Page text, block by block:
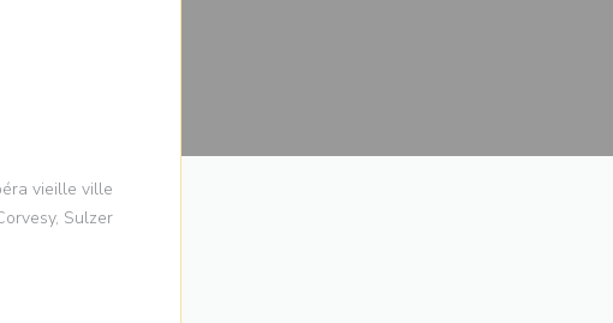
σε νέο παράθυρο))
vieille ville
Sulzer